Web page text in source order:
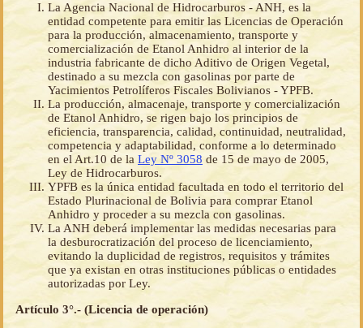
La Agencia Nacional de Hidrocarburos - ANH, es la
entidad competente para emitir las Licencias de Operación
para la producción, almacenamiento, transporte y
comercialización de Etanol Anhidro al interior de la
industria fabricante de dicho Aditivo de Origen Vegetal,
destinado a su mezcla con gasolinas por parte de
Yacimientos Petrolíferos Fiscales Bolivianos - YPFB.
La producción, almacenaje, transporte y comercialización
de Etanol Anhidro, se rigen bajo los principios de
eficiencia, transparencia, calidad, continuidad, neutralidad,
competencia y adaptabilidad, conforme a lo determinado
en el Art.10 de la Ley Nº 3058 de 15 de mayo de 2005,
Ley de Hidrocarburos.
YPFB es la única entidad facultada en todo el territorio del
Estado Plurinacional de Bolivia para comprar Etanol
Anhidro y proceder a su mezcla con gasolinas.
La ANH deberá implementar las medidas necesarias para
la desburocratización del proceso de licenciamiento,
evitando la duplicidad de registros, requisitos y trámites
que ya existan en otras instituciones públicas o entidades
autorizadas por Ley.
Artículo 3°.- (Licencia de operación)